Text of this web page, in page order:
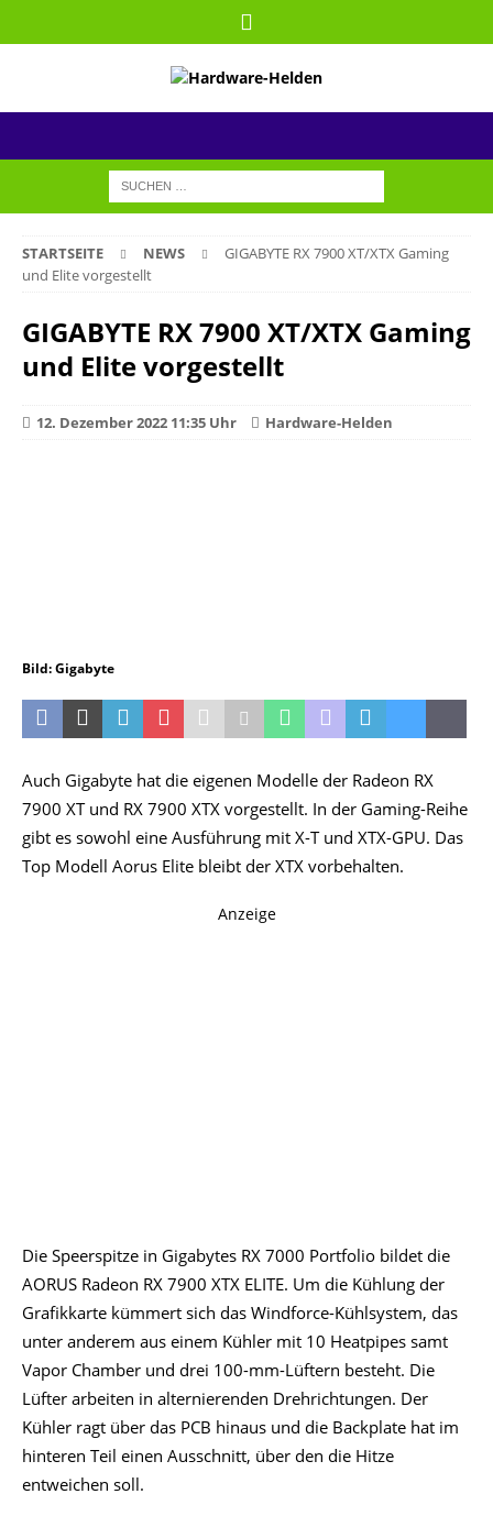
STARTSEITE NEWS
GIGABYTE RX 7900 XT/XTX Gaming
und Elite vorgestellt
GIGABYTE RX 7900 XT/XTX Gaming
und Elite vorgestellt
12. Dezember 2022 11:35 Uhr Hardware-Helden
Bild: Gigabyte
Auch Gigabyte hat die eigenen Modelle der Radeon RX
7900 XT und RX 7900 XTX vorgestellt. In der Gaming-Reihe
gibt es sowohl eine Ausführung mit X-T und XTX-GPU. Das
Top Modell Aorus Elite bleibt der XTX vorbehalten.
Anzeige
Die Speerspitze in Gigabytes RX 7000 Portfolio bildet die
AORUS Radeon RX 7900 XTX ELITE. Um die Kühlung der
Grafikkarte kümmert sich das Windforce-Kühlsystem, das
unter anderem aus einem Kühler mit 10 Heatpipes samt
Vapor Chamber und drei 100-mm-Lüftern besteht. Die
Lüfter arbeiten in alternierenden Drehrichtungen. Der
Kühler ragt über das PCB hinaus und die Backplate hat im
hinteren Teil einen Ausschnitt, über den die Hitze
entweichen soll.